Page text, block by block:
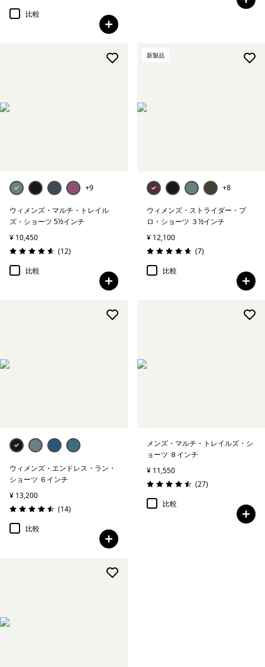
比較
+9
ウィメンズ・マルチ・トレイル
ズ・ショーツ 5½インチ
¥ 10,450
評価: 4.6 / 5
(12レビュー
)
比較
新製品
+8
ウィメンズ・ストライダー・プ
ロ・ショーツ ３½インチ
¥ 12,100
評価: 4.7 / 5
(7レビュー
)
比較
ウィメンズ・エンドレス・ラン・
ショーツ ６インチ
¥ 13,200
評価: 4.5 / 5
(14レビュー
)
比較
メンズ・マルチ・トレイルズ・シ
ョーツ ８インチ
¥ 11,550
評価: 4.5 / 5
(27レビュー
)
比較